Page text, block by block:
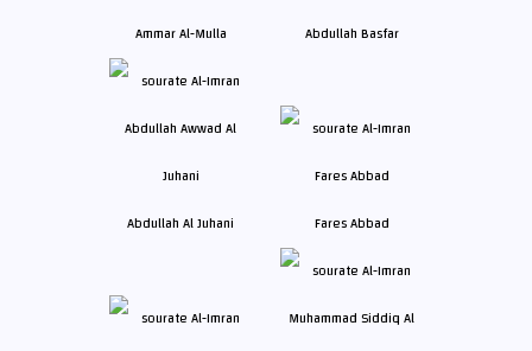
Ammar Al-Mulla Abdullah Basfar
Abdullah Al Juhani Fares Abbad